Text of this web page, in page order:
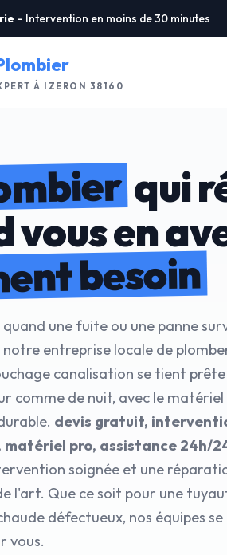
– Intervention en moins de 30 minutes
À IZERON 38160
qui
vous en
besoin
quand une fuite ou une panne
entreprise locale de
canalisation se tient
comme de nuit, avec le
devis gratuit,
matériel pro, assistance 24h/
soignée et une
l'art. Que ce soit pour une
défectueux, nos équipes
vous.